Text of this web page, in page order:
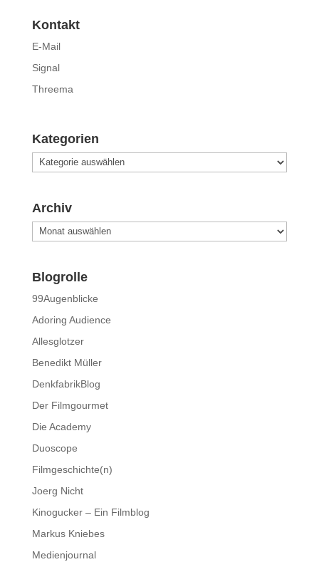
Kontakt
E-Mail
Signal
Threema
Kategorien
Kategorien
Archiv
Archiv
Blogrolle
99Augenblicke
Adoring Audience
Allesglotzer
Benedikt Müller
DenkfabrikBlog
Der Filmgourmet
Die Academy
Duoscope
Filmgeschichte(n)
Joerg Nicht
Kinogucker – Ein Filmblog
Markus Kniebes
Medienjournal